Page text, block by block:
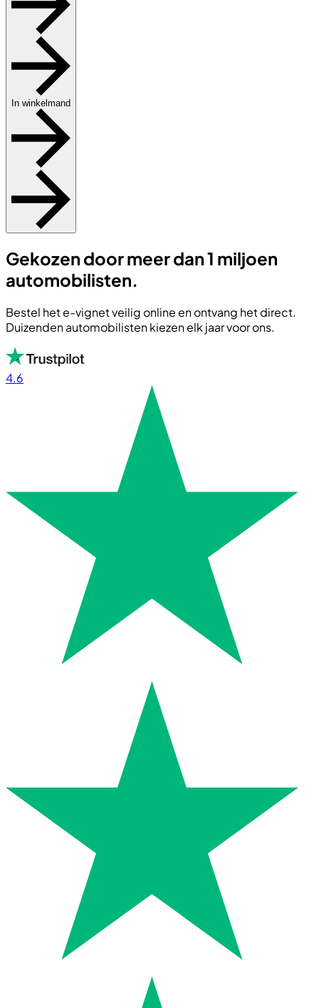
In winkelmand
Gekozen door meer dan 1 miljoen
automobilisten.
Bestel het e-vignet veilig online en ontvang het direct.
Duizenden automobilisten kiezen elk jaar voor ons.
4.6